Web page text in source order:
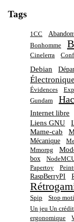
Tags
1CC
Bonhomme
Cinelerra
Debian
Électronique
Évidences
Gundam
Internet libre
Liens GNU
Mame-cab
Mécanique
Mmorpg
box
Papertoy
RaspBerryPI
Spip
Stop
Un jeu Un crédit
ergonomique